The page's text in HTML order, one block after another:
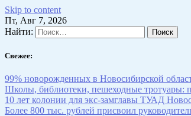
Skip to content
Пт, Авг 7, 2026
Найти:
Свежее:
99% новорожденных в Новосибирской
Школы, библиотеки, пешеходные тротуары:
10 лет колонии для экс-замглавы ТУАД
Более 800 тыс. рублей присвоил